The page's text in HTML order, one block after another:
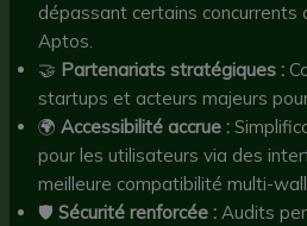
dépassant certains concurrents
Aptos.
🤝 Partenariats stratégiques :
startups et acteurs majeurs
🌍Accessibilité accrue :
pour les utilisateurs via des
meilleure compatibilité multi-
🛡️Sécurité renforcée : Audits